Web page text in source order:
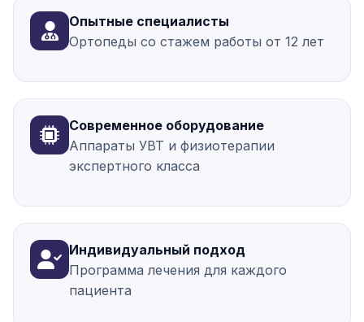
Опытные специалисты
Ортопеды со стажем работы от 12 лет
Современное оборудование
Аппараты УВТ и физиотерапии
экспертного класса
Индивидуальный подход
Программа лечения для каждого
пациента